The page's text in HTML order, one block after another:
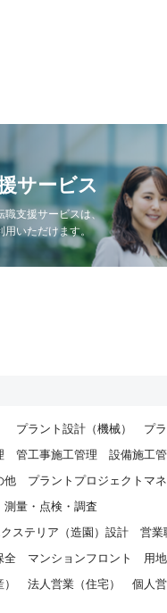
サービス
職支援サービスは、
用いただけます。
プラント設計（機械）
プ
管工事施工管理
設備施工
他
プラントプロジェクトマ
測量・点検・調査
ステリア（造園）設計
営業
全 マンションフロント 用
法人営業（住宅）
個人